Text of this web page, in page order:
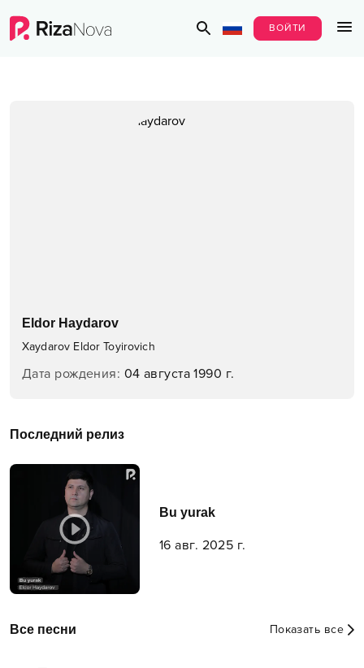
ВОЙТИ
Eldor Haydarov
Xaydarov Eldor Toyirovich
Дата рождения: 04 августа 1990 г.
Последний релиз
Bu yurak
16 авг. 2025 г.
Все песни Показать все